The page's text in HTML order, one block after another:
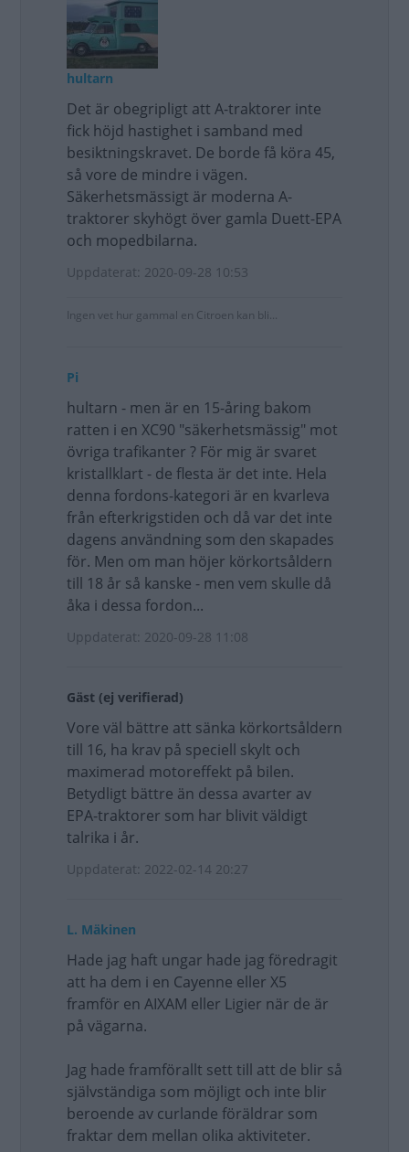
hultarn
Det är obegripligt att A-traktorer inte
fick höjd hastighet i samband med
besiktningskravet. De borde få köra 45,
så vore de mindre i vägen.
Säkerhetsmässigt är moderna A-
traktorer skyhögt över gamla Duett-EPA
och mopedbilarna.
Uppdaterat: 2020-09-28 10:53
Ingen vet hur gammal en Citroen kan bli...
Pi
hultarn - men är en 15-åring bakom
ratten i en XC90 "säkerhetsmässig" mot
övriga trafikanter ? För mig är svaret
kristallklart - de flesta är det inte. Hela
denna fordons-kategori är en kvarleva
från efterkrigstiden och då var det inte
dagens användning som den skapades
för. Men om man höjer körkortsåldern
till 18 år så kanske - men vem skulle då
åka i dessa fordon...
Uppdaterat: 2020-09-28 11:08
Gäst (ej verifierad)
Vore väl bättre att sänka körkortsåldern
till 16, ha krav på speciell skylt och
maximerad motoreffekt på bilen.
Betydligt bättre än dessa avarter av
EPA-traktorer som har blivit väldigt
talrika i år.
Uppdaterat: 2022-02-14 20:27
L. Mäkinen
Hade jag haft ungar hade jag föredragit
att ha dem i en Cayenne eller X5
framför en AIXAM eller Ligier när de är
på vägarna.
Jag hade framförallt sett till att de blir så
självständiga som möjligt och inte blir
beroende av curlande föräldrar som
fraktar dem mellan olika aktiviteter.